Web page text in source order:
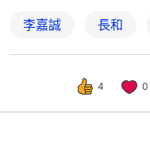
李嘉誠 長和
4 0